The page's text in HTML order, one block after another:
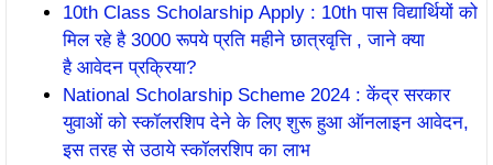
10th Class Scholarship Apply : 10th पास विद्यार्थियों को
मिल रहे है 3000 रूपये प्रति महीने छात्रवृत्ति , जाने क्या
है आवेदन प्रक्रिया?
National Scholarship Scheme 2024 : केंद्र सरकार
युवाओं को स्कॉलरशिप देने के लिए शुरू हुआ ऑनलाइन आवेदन,
इस तरह से उठाये स्कॉलरशिप का लाभ